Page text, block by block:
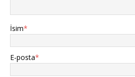
İsim*
E-posta*